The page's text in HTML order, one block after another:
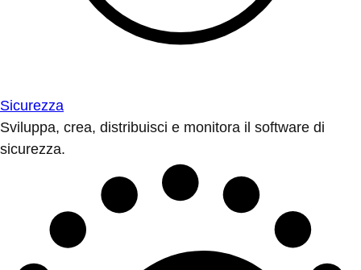
Sicurezza
Sviluppa, crea, distribuisci e monitora il software di
sicurezza.